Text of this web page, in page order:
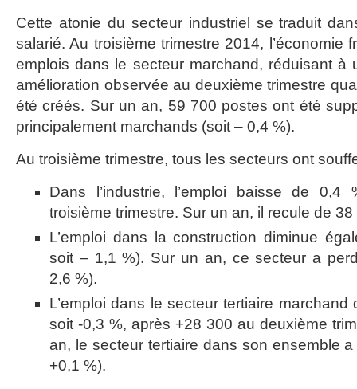
Cette atonie du secteur industriel se traduit
salarié. Au troisième trimestre 2014, l’économie
emplois dans le secteur marchand, réduisant à
amélioration observée au deuxième trimestre
été créés. Sur un an, 59 700 postes ont été
principalement marchands (soit – 0,4 %).
Au troisième trimestre, tous les secteurs ont
Dans l’industrie, l’emploi baisse de
troisième trimestre. Sur un an, il recule de
L’emploi dans la construction diminue
soit – 1,1 %). Sur un an, ce secteur a
2,6 %).
L’emploi dans le secteur tertiaire
soit -0,3 %, après +28 300 au deuxième
an, le secteur tertiaire dans son ensemble
+0,1 %).